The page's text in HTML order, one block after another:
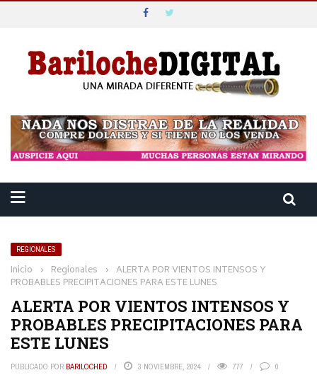
REGIONALES
Inicio › Regionales › ALERTA POR VIENTOS INTENSOS Y
PROBABLES PRECIPITACIONES PARA ESTE LUNES
ALERTA POR VIENTOS INTENSOS Y
PROBABLES PRECIPITACIONES PARA
ESTE LUNES
PUBLICADO POR BARILOCHED 3 NOVIEMBRE, 2024 777 0